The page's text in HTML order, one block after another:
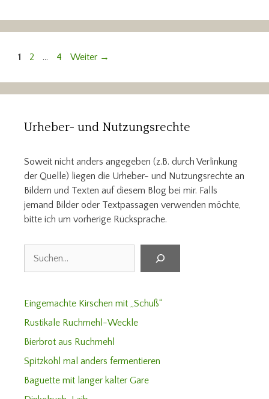
Seite
1 Seite
2 … Seite
4 Weiter →
Urheber- und Nutzungsrechte
Soweit nicht anders angegeben (z.B. durch Verlinkung
der Quelle) liegen die Urheber- und Nutzungsrechte an
Bildern und Texten auf diesem Blog bei mir. Falls
jemand Bilder oder Textpassagen verwenden möchte,
bitte ich um vorherige Rücksprache.
Suchen
Eingemachte Kirschen mit „Schuß“
Rustikale Ruchmehl-Weckle
Bierbrot aus Ruchmehl
Spitzkohl mal anders fermentieren
Baguette mit langer kalter Gare